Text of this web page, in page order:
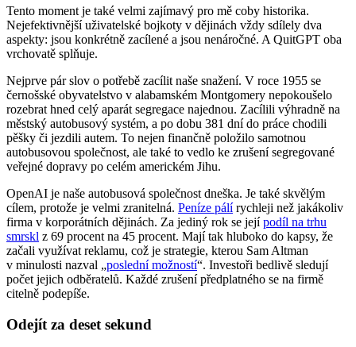
Tento moment je také velmi zajímavý pro mě coby historika.
Nejefektivnější uživatelské bojkoty v dějinách vždy sdílely dva
aspekty: jsou konkrétně zacílené a jsou nenáročné. A QuitGPT oba
vrchovatě splňuje.
Nejprve pár slov o potřebě zacílit naše snažení. V roce 1955 se
černošské obyvatelstvo v alabamském Montgomery nepokoušelo
rozebrat hned celý aparát segregace najednou. Zacílili výhradně na
městský autobusový systém, a po dobu 381 dní do práce chodili
pěšky či jezdili autem. To nejen finančně položilo samotnou
autobusovou společnost, ale také to vedlo ke zrušení segregované
veřejné dopravy po celém americkém Jihu.
OpenAI je naše autobusová společnost dneška. Je také skvělým
cílem, protože je velmi zranitelná. Peníze pálírychleji než jakákoliv
firma v korporátních dějinách. Za jediný rok se jejípodíl na trhu
smrskl z 69 procent na 45 procent. Mají tak hluboko do kapsy, že
začali využívat reklamu, což je strategie, kterou Sam Altman
v minulosti nazval „poslední možností“. Investoři bedlivě sledují
počet jejich odběratelů. Každé zrušení předplatného se na firmě
citelně podepíše.
Odejít za deset sekund